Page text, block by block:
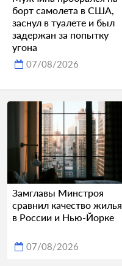
борт самолета в США,
заснул в туалете и был
задержан за попытку
угона
07/08/2026
Замглавы Минстроя
сравнил качество жилья
в России и Нью-Йорке
07/08/2026